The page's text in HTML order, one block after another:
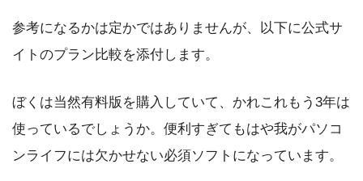
参考になるかは定かではありませんが、以下に公式サ
イトのプラン比較を添付します。
ぼくは当然有料版を購入していて、かれこれもう3年は
使っているでしょうか。便利すぎてもはや我がパソコ
ンライフには欠かせない必須ソフトになっています。